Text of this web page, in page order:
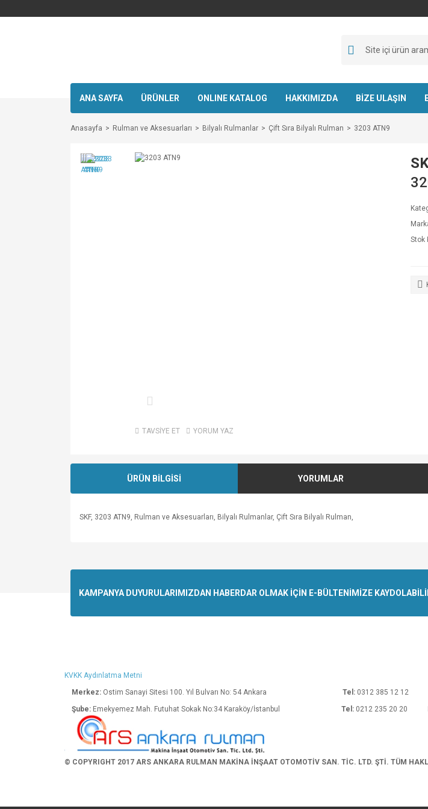
ANA SAYFA ÜRÜNLER ONLINE KATALOG HAKKIMIZDA BİZE ULAŞIN
Anasayfa Rulman ve Aksesuarları Bilyalı Rulmanlar Çift Sıra Bilyalı Rulman 3203 ATN9
TAVSİYE ET YORUM YAZ
Stok
ÜRÜN BİLGİSİ YORUMLAR
SKF, 3203 ATN9, Rulman ve Aksesuarları, Bilyalı Rulmanlar, Çift Sıra Bilyalı Rulman,
Ürün resmi kalitesiz, bozuk veya görüntülenemiyor.
KAMPANYA DUYURULARIMIZDAN HABERDAR OLMAK İÇİN E-BÜLTENİMİZE
KVKK Aydınlatma Metni
Merkez: Ostim Sanayi Sitesi 100. Yıl Bulvarı No: 54 Ankara Tel: 0312 385 12 12
Şube: Emekyemez Mah. Futuhat Sokak No:34 Karaköy/İstanbul Tel: 0212 235 20 20
© COPYRIGHT 2017 ARS ANKARA RULMAN MAKİNA İNŞAAT OTOMOTİV SAN. TİC. LTD. ŞTİ. TÜM